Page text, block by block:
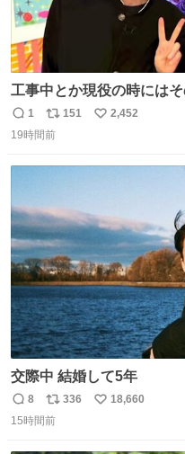
工事中とか現役の時には
番の「設楽の女」が卒業
返
信
1
リ
ポ
151
い
2,452
19時間前
交際中 結婚して5年
返
信
8
リ
ポ
336
い
18,660
15時間前